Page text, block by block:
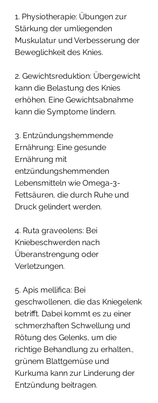
1. Physiotherapie: Übungen zur
Stärkung der umliegenden
Muskulatur und Verbesserung der
Beweglichkeit des Knies.
2. Gewichtsreduktion: Übergewicht
kann die Belastung des Knies
erhöhen. Eine Gewichtsabnahme
kann die Symptome lindern.
3. Entzündungshemmende
Ernährung: Eine gesunde
Ernährung mit
entzündungshemmenden
Lebensmitteln wie Omega-3-
Fettsäuren, die durch Ruhe und
Druck gelindert werden.
4. Ruta graveolens: Bei
Kniebeschwerden nach
Überanstrengung oder
Verletzungen.
5. Apis mellifica: Bei
geschwollenen, die das Kniegelenk
betrifft. Dabei kommt es zu einer
schmerzhaften Schwellung und
Rötung des Gelenks, um die
richtige Behandlung zu erhalten.,
grünem Blattgemüse und
Kurkuma kann zur Linderung der
Entzündung beitragen.